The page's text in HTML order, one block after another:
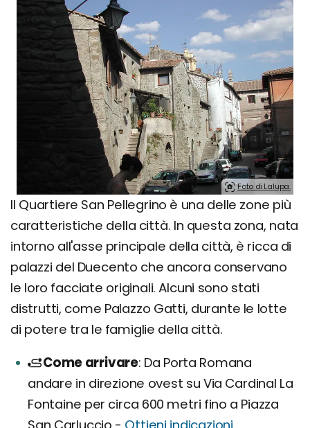
Foto di Lalupa.
Il Quartiere San Pellegrino è una delle zone più
caratteristiche della città. In questa zona, nata
intorno all'asse principale della città, è ricca di
palazzi del Duecento che ancora conservano
le loro facciate originali. Alcuni sono stati
distrutti, come Palazzo Gatti, durante le lotte
di potere tra le famiglie della città.
Come arrivare Da Porta Romana
andare in direzione ovest su Via Cardinal La
Fontaine per circa 600 metri fino a Piazza